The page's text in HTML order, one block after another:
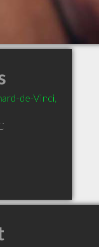
de-Vinci,